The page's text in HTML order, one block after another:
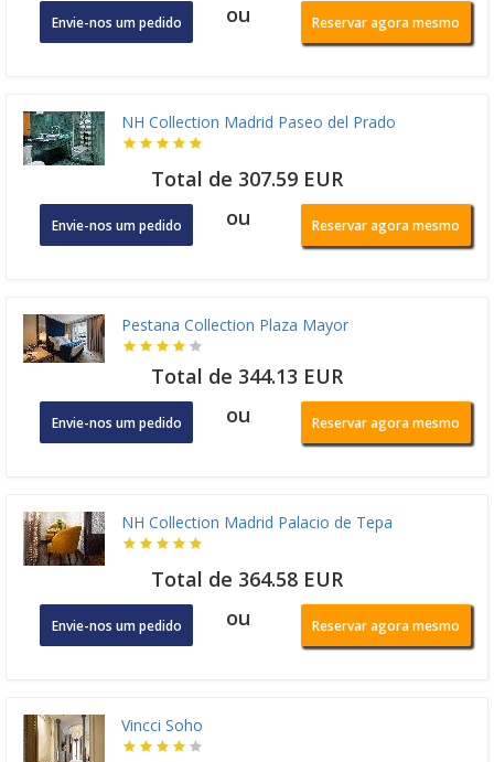
Envie-nos um pedido ou Reservar agora mesmo
NH Collection Madrid Paseo del Prado
Total de 307.59 EUR
Envie-nos um pedido ou Reservar agora mesmo
Pestana Collection Plaza Mayor
Total de 344.13 EUR
Envie-nos um pedido ou Reservar agora mesmo
NH Collection Madrid Palacio de Tepa
Total de 364.58 EUR
Envie-nos um pedido ou Reservar agora mesmo
Vincci Soho